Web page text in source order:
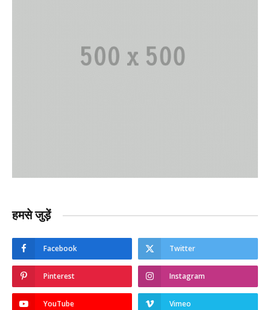
हमसे जुड़ें
Facebook Twitter
Pinterest Instagram
YouTube Vimeo